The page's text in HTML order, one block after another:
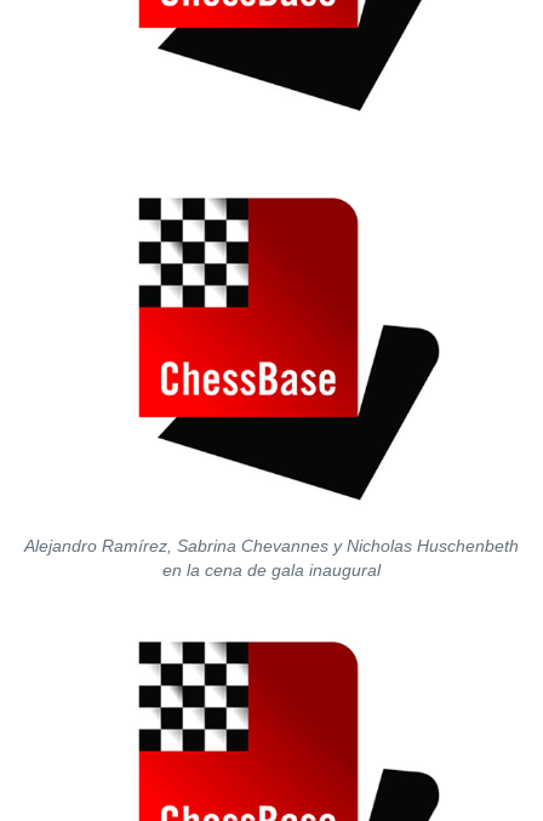
Alejandro Ramírez, Sabrina Chevannes y Nicholas Huschenbeth
en la cena de gala inaugural